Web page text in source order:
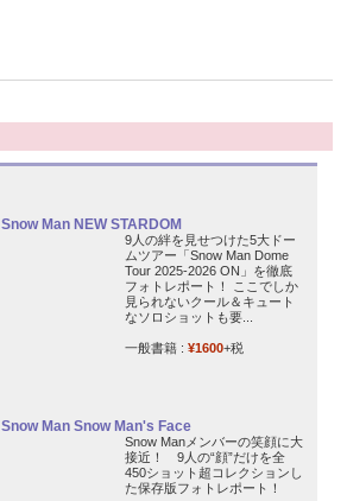
Snow Man NEW STARDOM
9人の絆を見せつけた5大ドー
ムツアー「Snow Man Dome
Tour 2025-2026 ON」を徹底
フォトレポート！ ここでしか
見られないクール＆キュート
なソロショットも要...
一般書籍 : ¥1600+税
Snow Man Snow Man's Face
Snow Manメンバーの笑顔に大
接近！ 9人の“顔”だけを全
450ショット超コレクションし
た保存版フォトレポート！